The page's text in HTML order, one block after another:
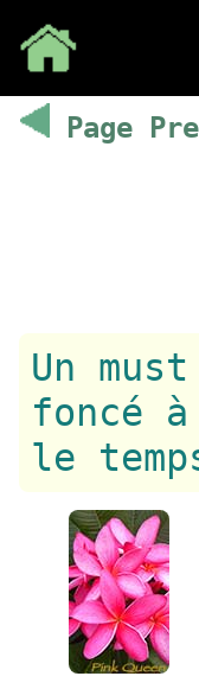
Page
Un
foncé
le